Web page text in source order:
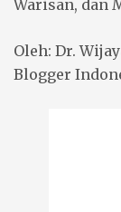
Warisan, dan
Oleh: Dr.
Blogger